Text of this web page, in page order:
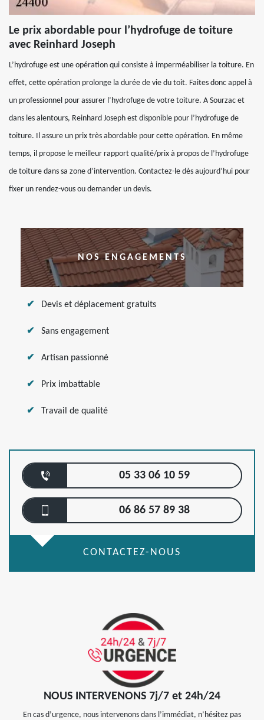
Le prix abordable pour l’hydrofuge de toiture
avec Reinhard Joseph
L’hydrofuge est une opération qui consiste à imperméabiliser la toiture. En
effet, cette opération prolonge la durée de vie du toit. Faites donc appel à
un professionnel pour assurer l’hydrofuge de votre toiture. A Sourzac et
dans les alentours, Reinhard Joseph est disponible pour l’hydrofuge de
toiture. Il assure un prix très abordable pour cette opération. En même
temps, il propose le meilleur rapport qualité/prix à propos de l’hydrofuge
de toiture dans sa zone d’intervention. Contactez-le dès aujourd’hui pour
fixer un rendez-vous ou demander un devis.
NOS ENGAGEMENTS
Devis et déplacement gratuits
Sans engagement
Artisan passionné
Prix imbattable
Travail de qualité
05 33 06 10 59
06 86 57 89 38
CONTACTEZ-NOUS
NOUS INTERVENONS 7j/7 et 24h/24
En cas d’urgence, nous intervenons dans l’immédiat, n’hésitez pas